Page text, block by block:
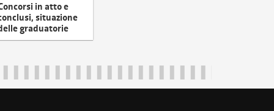
in atto e
situazione
graduatorie